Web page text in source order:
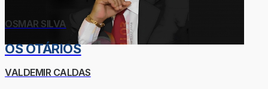
OSMAR SILVA
OS OTÁRIOS
VALDEMIR CALDAS